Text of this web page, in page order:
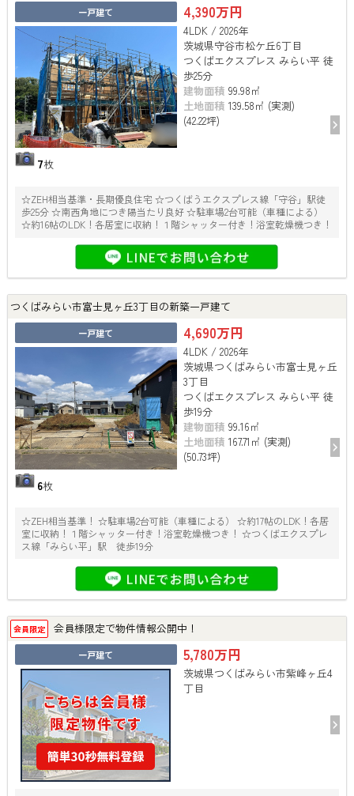
一戸建て
7枚
4,390万円
4LDK / 2026年
茨城県守谷市松ケ丘6丁目
つくばエクスプレス みらい平 徒
歩25分
建物面積 99.98㎡
土地面積 139.58㎡ (実測)
(42.22坪)
☆ZEH相当基準・長期優良住宅 ☆つくばうエクスプレス線「守谷」駅徒
歩25分 ☆南西角地につき陽当たり良好 ☆駐車場2台可能（車種による）
☆約16帖のLDK！各居室に収納！１階シャッター付き！浴室乾燥機つき！
つくばみらい市富士見ヶ丘3丁目の新築一戸建て
一戸建て
6枚
4,690万円
4LDK / 2026年
茨城県つくばみらい市富士見ヶ丘
3丁目
つくばエクスプレス みらい平 徒
歩19分
建物面積 99.16㎡
土地面積 167.71㎡ (実測)
(50.73坪)
☆ZEH相当基準！ ☆駐車場2台可能（車種による） ☆約17帖のLDK！各居
室に収納！１階シャッター付き！浴室乾燥機つき！ ☆つくばエクスプレ
ス線「みらい平」駅 徒歩19分
会員限定 会員様限定で物件情報公開中！
一戸建て 5,780万円
茨城県つくばみらい市紫峰ヶ丘4
丁目